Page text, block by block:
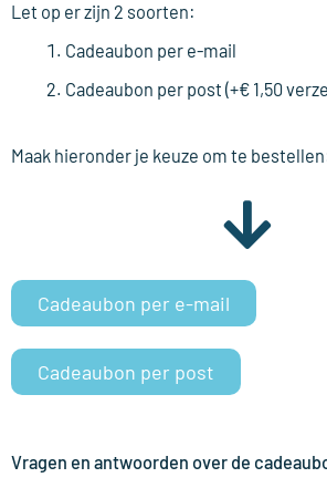
Let op er zijn 2 soorten:
Cadeaubon per e-mail
Cadeaubon per post (+€ 1,50
Maak hieronder je keuze om te
Cadeaubon per e-mail
Cadeaubon per post
Vragen en antwoorden over de